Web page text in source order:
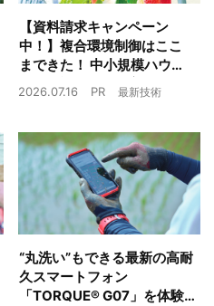
【資料請求キャンペーン
中！】複合環境制御はここ
まできた！ 中小規模ハウス
でも検討しやすい高コスパ
複合環境制御装置が誕生
2026.07.16 PR 最新技術
“丸洗い”もできる最新の高耐
久スマートフォン
「TORQUE® G07」を体験